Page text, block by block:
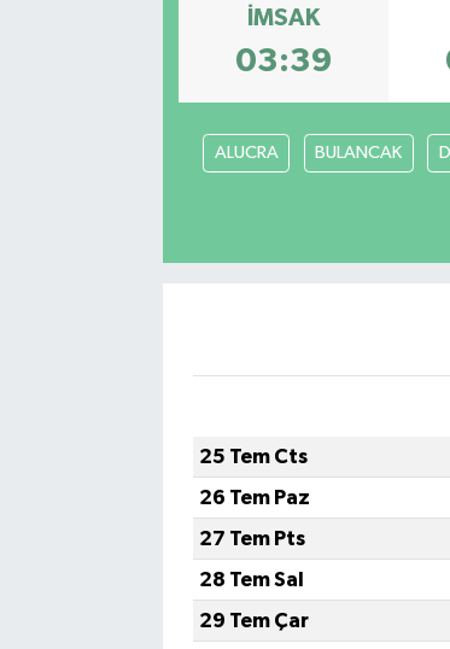
İMSAK
03:39
ALUCRA BULANCAK
25 Tem Cts
26 Tem Paz
27 Tem Pts
28 Tem Sal
29 Tem Çar